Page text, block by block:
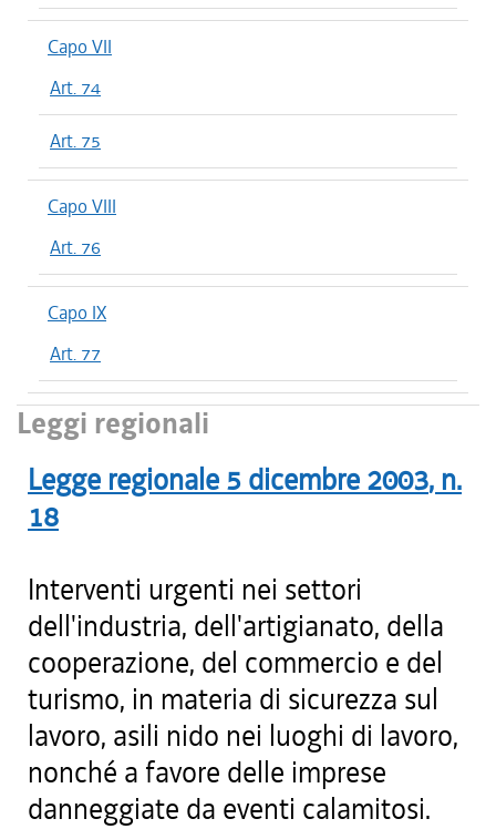
Capo VII
Art. 74
Art. 75
Capo VIII
Art. 76
Capo IX
Art. 77
Leggi regionali
Legge regionale 5 dicembre 2003, n.
18
Interventi urgenti nei settori
dell'industria, dell'artigianato, della
cooperazione, del commercio e del
turismo, in materia di sicurezza sul
lavoro, asili nido nei luoghi di lavoro,
nonché a favore delle imprese
danneggiate da eventi calamitosi.